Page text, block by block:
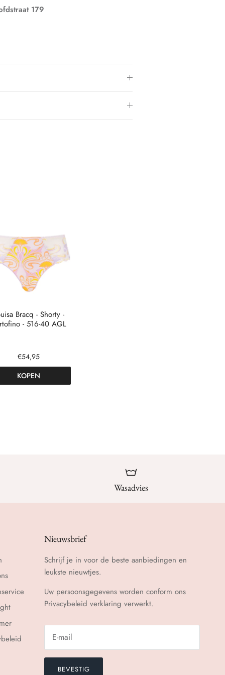
179
Bracq - Shorty -
- 516-40 AGL
€54,95
KOPEN
Wasadvies
Nieuwsbrief
Schrijf je in voor de beste aanbiedingen en
leukste nieuwtjes.
Uw persoonsgegevens worden conform ons
Privacybeleid verklaring verwerkt.
BEVESTIG